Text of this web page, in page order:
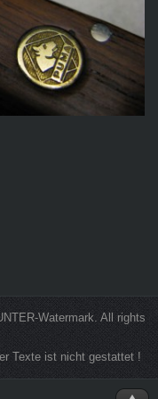
Watermark. All rights
Texte ist nicht gestattet !